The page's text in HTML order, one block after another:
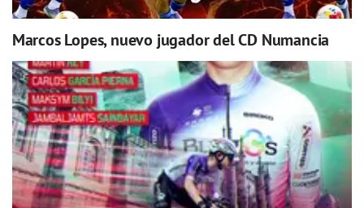
Marcos Lopes, nuevo jugador del CD Numancia